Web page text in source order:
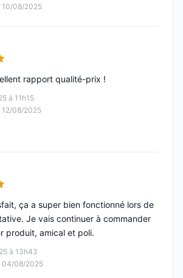
10/08/2025
5
à 11h15
12/08/2025
rapport qualité-prix !
5
à 13h43
04/08/2025
ça a super bien fonctionné lors de
Je vais continuer à commander
produit, amical et poli.